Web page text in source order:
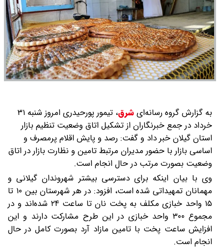
به گزارش گروه رسانه‌ایشرق،
تیمور پورحیدری امروز شنبه ۳۱
خرداد در جمع خبرنگاران از تشکیل اتاق وضعیت تنظیم بازار
استان گیلان خبر داد و گفت: رصد و پایش اقلام پرمصرف و
اساسی بازار با حضور مدیران مرتبط تامین و نظارت بازار در اتاق
وضعیت بصورت مرتب در حال انجام است.
وی با بیان اینکه برای دسترسی بیشتر شهروندان گیلانی و
مهمانان تمهیداتی شده است، افزود: در هر شهرستان بین ۱۰ تا
۱۵ واحد خبازی مکلف به پخت نان تا ساعت ۲۴ شده‌اند و در
مجموع ۳۰۰ واحد خبازی در این طرح مشارکت دارند و این
افزایش ساعت پخت با تامین مازاد آرد بصورت کامل در حال
انجام است.